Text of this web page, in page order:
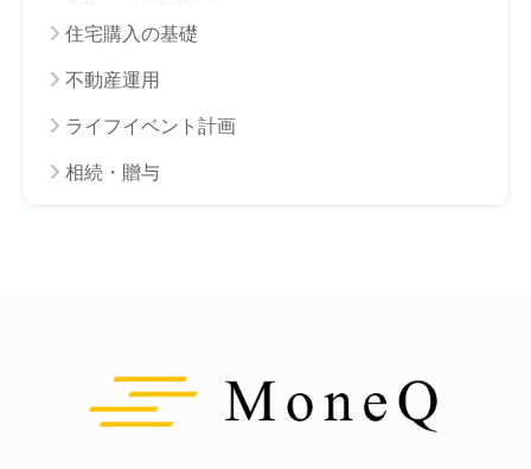
住宅購入の基礎
不動産運用
ライフイベント計画
相続・贈与